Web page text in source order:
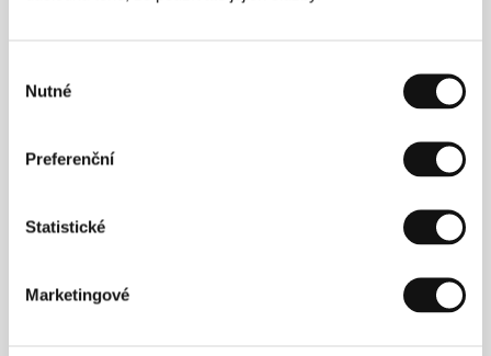
souhlasu
Nutné
Preferenční
Statistické
Marketingové
Režie: Maziar Miri / Írán, 2001, 94 min
(En sang för Martin)
Režie: Mona J. Hoel / Norsko, 2000, 95 min